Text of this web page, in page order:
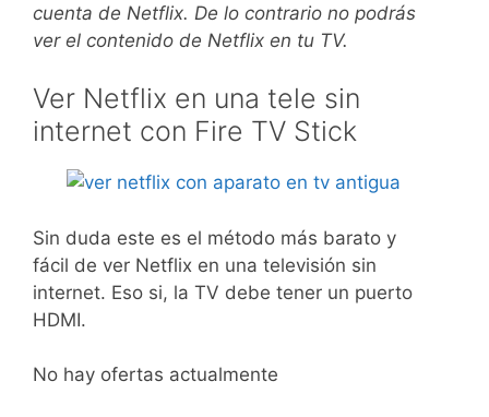
cuenta de Netflix. De lo contrario no podrás
ver el contenido de Netflix en tu TV.
Ver Netflix en una tele sin
internet con Fire TV Stick
Sin duda este es el método más barato y
fácil de ver Netflix en una televisión sin
internet. Eso si, la TV debe tener un puerto
HDMI.
No hay ofertas actualmente